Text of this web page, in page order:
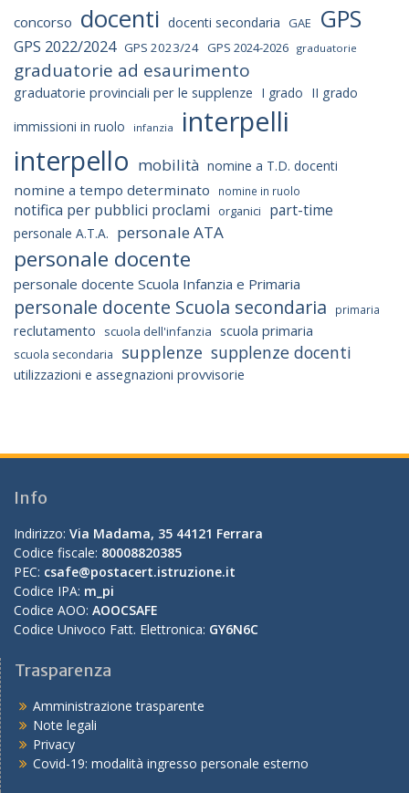
concorso docenti docenti secondaria GAE GPS
GPS 2022/2024 GPS 2023/24 GPS 2024-2026 graduatorie
graduatorie ad esaurimento
graduatorie provinciali per le supplenze I grado II grado
immissioni in ruolo
infanzia interpelli
interpello mobilità nomine a T.D. docenti
nomine a tempo determinato nomine in ruolo
notifica per pubblici proclami organici part-time
personale A.T.A. personale ATA
personale docente
personale docente Scuola Infanzia e Primaria
personale docente Scuola secondaria primaria
reclutamento scuola dell'infanzia scuola primaria
scuola secondaria supplenze supplenze docenti
utilizzazioni e assegnazioni provvisorie
Info
Indirizzo: Via Madama, 35 44121 Ferrara
Codice fiscale: 80008820385
PEC: csafe@postacert.istruzione.it
Codice IPA: m_pi
Codice AOO: AOOCSAFE
Codice Univoco Fatt. Elettronica: GY6N6C
Trasparenza
Amministrazione trasparente
Note legali
Privacy
Covid-19: modalità ingresso personale esterno